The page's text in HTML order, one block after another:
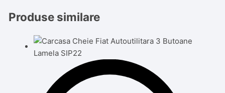
Produse similare